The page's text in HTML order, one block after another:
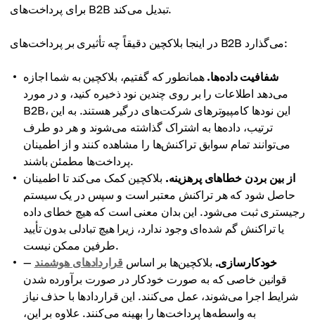
برای پرداخت‌های B2B تبدیل می‌کند.
در اینجا بلاکچین دقیقاً چه تأثیری بر پرداخت‌های B2B می‌گذارد:
شفافیت داده‌ها. همانطور که گفتیم، بلاکچین به شما اجازه
می‌دهد اطلاعات را بر روی چندین نود ذخیره کنید، و در مورد
B2B، این نودها کامپیوترهای شرکت‌های درگیر هستند. به این
ترتیب، داده‌ها به اشتراک گذاشته می‌شوند و هر دو طرف
می‌توانند تمام سوابق تراکنش‌ها را مشاهده کنند و از اطمینان
پرداخت‌ها مطمئن باشند.
از بین بردن خطاهای پرهزینه. بلاکچین کمک می‌کند تا اطمینان
حاصل شود که هر تراکنش معتبر است و سپس در یک سیستم
رجیستری ثبت می‌شود. این بدان معنی است که هیچ خطای داده
یا تراکنش گم شده‌ای وجود ندارد، زیرا هیچ تبادلی بدون تأیید
طرفین ممکن نیست.
خودکارسازی. بلاکچین‌ها بر اساس قراردادهای هوشمند —
قوانین خاصی که به صورت خودکار در صورت برآورده شدن
شرایط اجرا می‌شوند، عمل می‌کنند. این قراردادها با حذف نیاز
به واسطه‌ها پرداخت‌ها را بهینه می‌کنند. علاوه بر این،